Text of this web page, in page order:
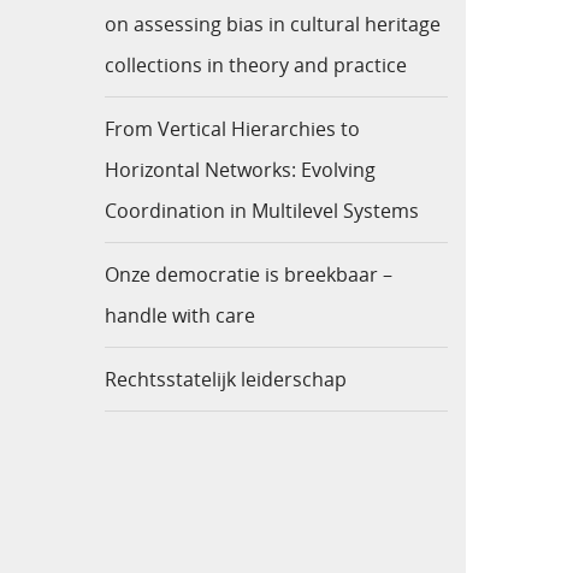
on assessing bias in cultural heritage
collections in theory and practice
From Vertical Hierarchies to
Horizontal Networks: Evolving
Coordination in Multilevel Systems
Onze democratie is breekbaar –
handle with care
Rechtsstatelijk leiderschap